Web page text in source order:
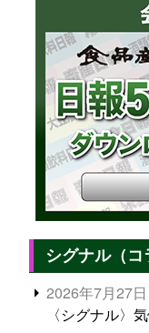
シグナル（コ
2026年7月27日
〈シグナル〉